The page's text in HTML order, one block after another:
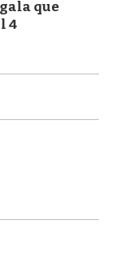
que
4